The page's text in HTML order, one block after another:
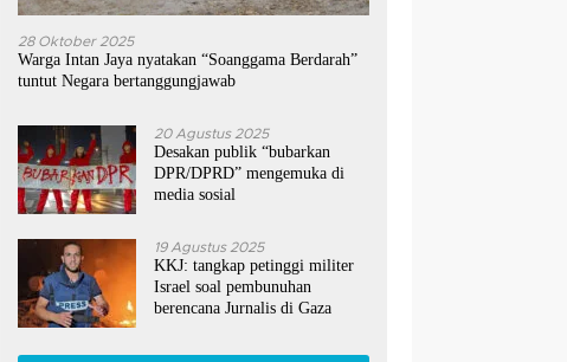
28 Oktober 2025
Warga Intan Jaya nyatakan “Soanggama Berdarah”
tuntut Negara bertanggungjawab
20 Agustus 2025
Desakan publik “bubarkan
DPR/DPRD” mengemuka di
media sosial
19 Agustus 2025
KKJ: tangkap petinggi militer
Israel soal pembunuhan
berencana Jurnalis di Gaza